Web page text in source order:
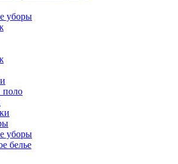
уборы
поло
уборы
белье